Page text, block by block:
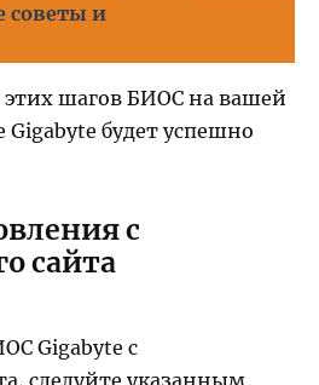
советы и
шагов БИОС на вашей
будет успешно
с
сайта
Gigabyte с
следуйте указанным